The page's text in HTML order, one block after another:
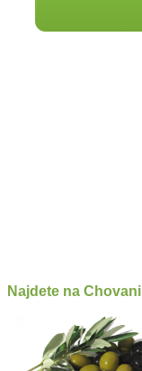
Najdete na